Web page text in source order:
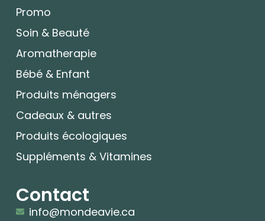
Promo
Soin & Beauté
Aromatherapie
Bébé & Enfant
Produits ménagers
Cadeaux & autres
Produits écologiques
Suppléments & Vitamines
Contact
info@mondeavie.ca